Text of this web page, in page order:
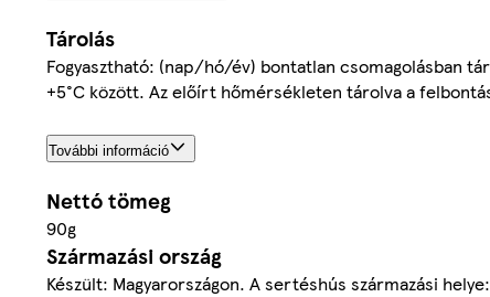
Tárolás
Fogyasztható: (nap/hó/év) bontatlan csomagolásban
+5°C között. Az előírt hőmérsékleten tárolva a
További információ
Nettó tömeg
90g
Származási ország
Készült: Magyarországon. A sertéshús származási